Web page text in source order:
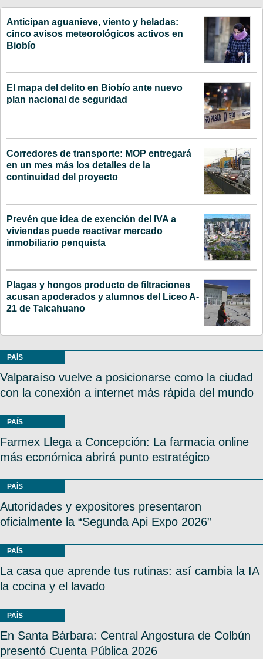
Anticipan aguanieve, viento y heladas:
cinco avisos meteorológicos activos en
Biobío
El mapa del delito en Biobío ante nuevo
plan nacional de seguridad
Corredores de transporte: MOP entregará
en un mes más los detalles de la
continuidad del proyecto
Prevén que idea de exención del IVA a
viviendas puede reactivar mercado
inmobiliario penquista
Plagas y hongos producto de filtraciones
acusan apoderados y alumnos del Liceo A-
21 de Talcahuano
PAÍS
Valparaíso vuelve a posicionarse como la ciudad
con la conexión a internet más rápida del mundo
PAÍS
Farmex Llega a Concepción: La farmacia online
más económica abrirá punto estratégico
PAÍS
Autoridades y expositores presentaron
oficialmente la “Segunda Api Expo 2026”
PAÍS
La casa que aprende tus rutinas: así cambia la IA
la cocina y el lavado
PAÍS
En Santa Bárbara: Central Angostura de Colbún
presentó Cuenta Pública 2026